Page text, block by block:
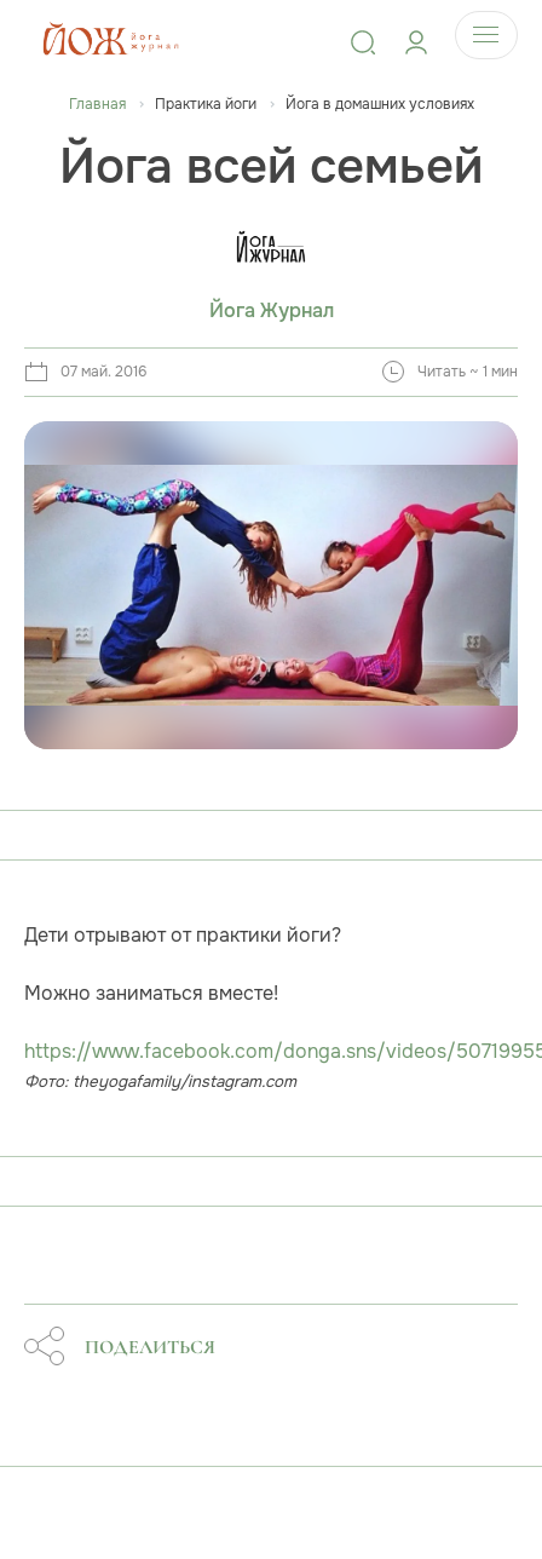
Главная Практика йоги Йога в домашних условиях
Йога всей семьей
Йога Журнал
07 май. 2016 Читать ~ 1 мин
Дети отрывают от практики йоги?
Можно заниматься вместе!
https://www.facebook.com/donga.sns/videos/
Фото: theyogafamily/instagram.com
ПОДЕЛИТЬСЯ